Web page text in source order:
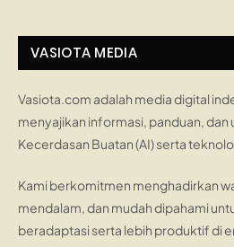
VASIOTA MEDIA
Vasiota.com adalah media digital
menyajikan informasi, panduan,
Kecerdasan Buatan (AI) serta
Kami berkomitmen menghadirkan
mendalam, dan mudah dipahami
beradaptasi serta lebih produktif di